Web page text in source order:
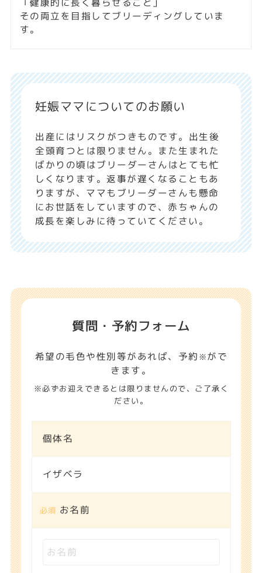
妊娠ママについてのお願い
出産にはリスクがつきものです。出生後
全頭育つとは限りません。また生まれた
ばかりの頃はブリーダーさんはとても忙
しくなります。返事が遅くなることもあ
りますが、ママもブリーダーさんも懸命
にお世話をしていますので、赤ちゃんの
成長を楽しみに待っていてください。
質問・予約フォーム
希望の毛色や性別等があれば、予約 ※がで
きます。
※必ずお迎えできるとは限りませんので、ご了承く
ださい。
個体名
イザベラ
お名前